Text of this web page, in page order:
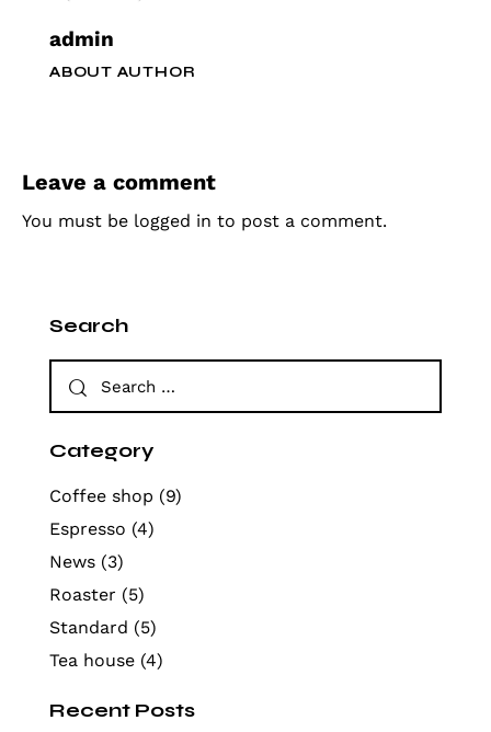
admin
ABOUT AUTHOR
Leave a comment
You must be logged in to post a comment.
Search
Category
Coffee shop (9)
Espresso (4)
News (3)
Roaster (5)
Standard (5)
Tea house (4)
Recent Posts